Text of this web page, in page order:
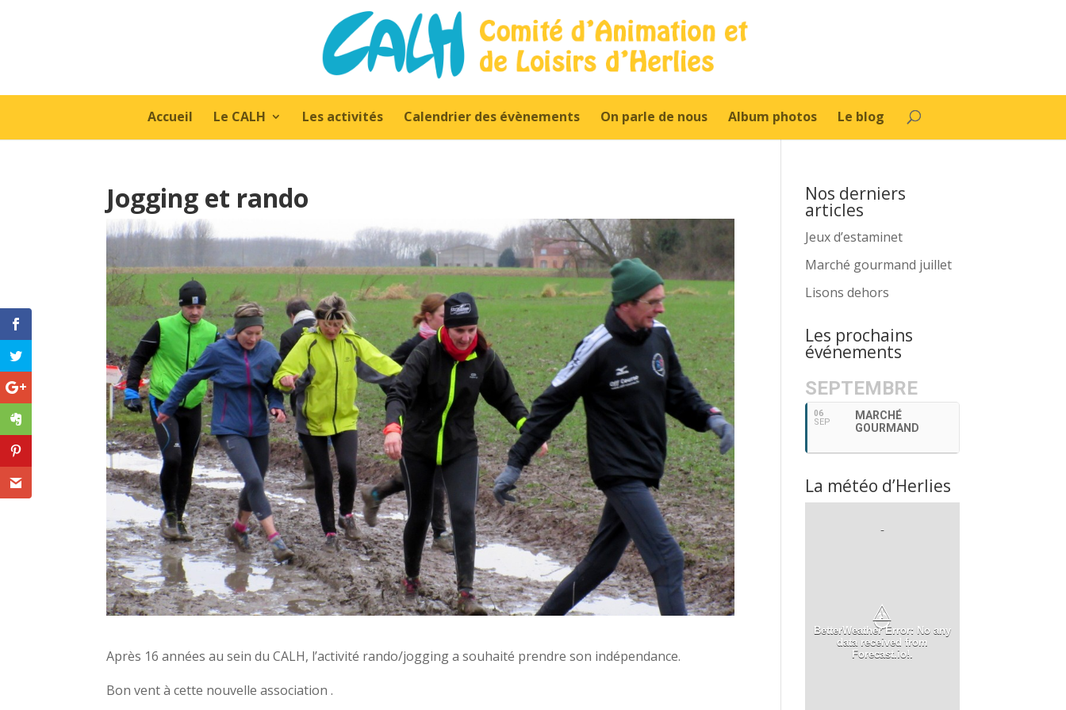
Accueil Le CALH Les activités Calendrier des évènements On parle de nous Album photos Le blog
Jogging et rando
Après 16 années au sein du CALH, l’activité rando/jogging a souhaité prendre son indépendance.
Bon vent à cette nouvelle association .
Nos derniers
articles
Jeux d’estaminet
Marché gourmand juillet
Lisons dehors
Les prochains
événements
SEPTEMBRE
06
SEP
MARCHÉ
GOURMAND
La météo d’Herlies
-
⚠
BetterWeather Error: No any
data received from
Forecast.io!.